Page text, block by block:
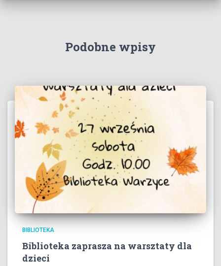
Podobne wpisy
BIBLIOTEKA
Biblioteka zaprasza na warsztaty dla
dzieci